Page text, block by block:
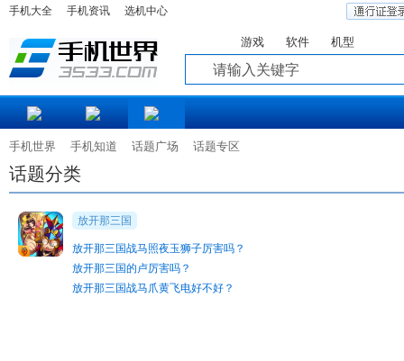
手机大全 手机资讯 选机中心
游戏 软件 机型
手机世界 手机知道 话题广场 话题专区
话题分类
放开那三国
放开那三国战马照夜玉狮子厉害吗？
放开那三国的卢厉害吗？
放开那三国战马爪黄飞电好不好？